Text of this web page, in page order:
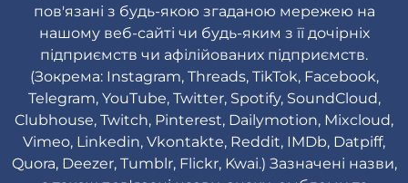
пов'язані з будь-якою згаданою мережею на
нашому веб-сайті чи будь-яким з її дочірніх
підприємств чи афілійованих підприємств.
(Зокрема: Instagram, Threads, TikTok, Facebook,
Telegram, YouTube, Twitter, Spotify, SoundCloud,
Clubhouse, Twitch, Pinterest, Dailymotion, Mixcloud,
Vimeo, Linkedin, Vkontakte, Reddit, IMDb, Datpiff,
Quora, Deezer, Tumblr, Flickr, Kwai.) Зазначені назви,